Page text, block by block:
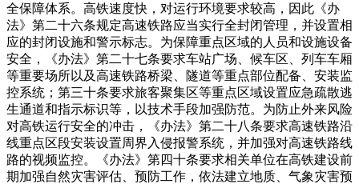
全保障体系。高铁速度快，对运行环境要求较高，因此《办
法》第二十六条规定高速铁路应当实行全封闭管理，并设置相
应的封闭设施和警示标志。为保障重点区域的人员和设施设备
安全，《办法》第二十七条要求车站广场、候车区、列车车厢
等重要场所以及高速铁路桥梁、隧道等重点部位配备、安装监
控系统；第三十条要求旅客聚集区等重点区域设置应急疏散逃
生通道和指示标识等，以技术手段加强防范。为防止外来风险
对高铁运行安全的冲击，《办法》第二十八条要求高速铁路沿
线重点区段安装设置周界入侵报警系统，并加强对高速铁路线
路的视频监控。《办法》第四十条要求相关单位在高铁建设前
期加强自然灾害评估、预防工作，依法建立地质、气象灾害预